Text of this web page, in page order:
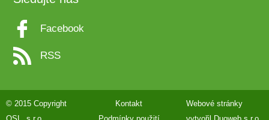
Facebook
RSS
© 2015 Copyright
Kontakt
Webové stránky